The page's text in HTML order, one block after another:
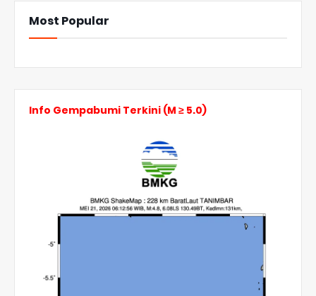
Most Popular
Info Gempabumi Terkini (M ≥ 5.0)